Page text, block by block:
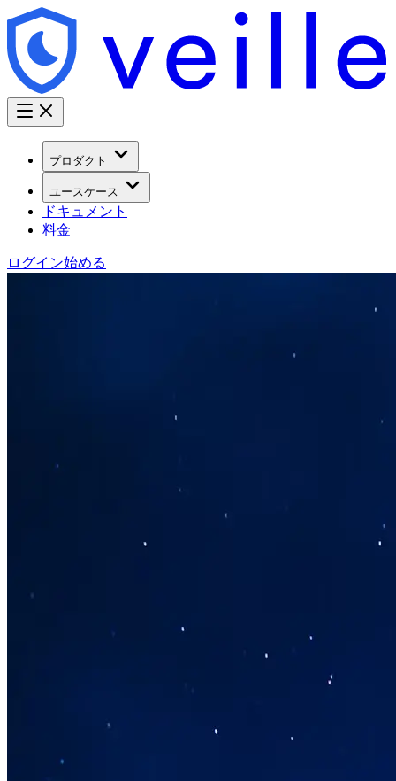
プロダクト
ユースケース
ドキュメント
料金
ログイン始める